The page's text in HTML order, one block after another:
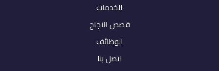
الخدمات
قصص النجاح
الوظائف
اتصل بنا